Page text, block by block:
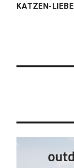
KATZEN-LIEBE